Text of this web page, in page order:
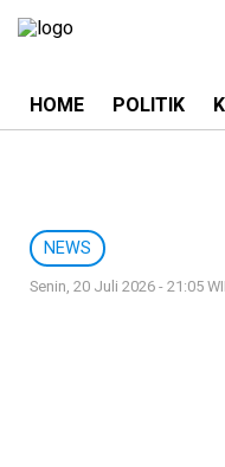
HOME POLITIK
NEWS
Senin, 20 Juli 2026 - 21:05